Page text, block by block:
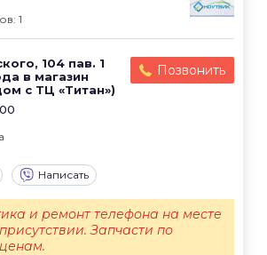
1
104 пав. 1
в магазин
с ТЦ «Титан»)
Позвонить
Написать
и ремонт телефона на месте
Запчасти по